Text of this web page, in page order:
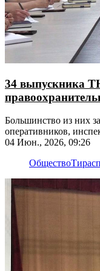
34 выпускника
Большинство из них
оперативников,
04 Июн., 2026, 09:26
Общество